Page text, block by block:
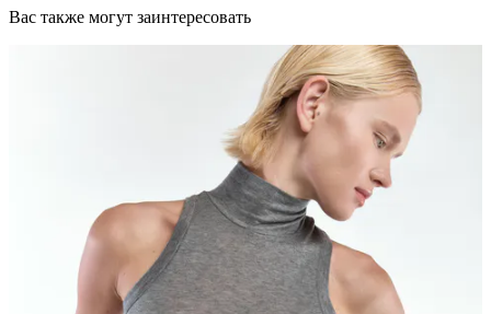
Вас также могут заинтересовать